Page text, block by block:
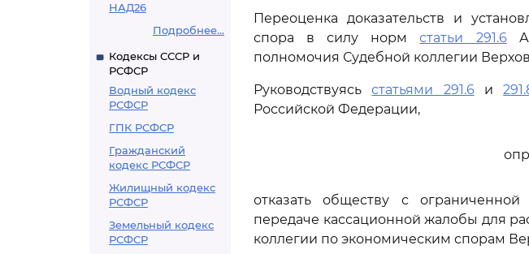
НАД26
Подробнее...
Кодексы СССР и
РСФСР
Водный кодекс
РСФСР
ГПК РСФСР
Гражданский
кодекс РСФСР
Жилищный кодекс
РСФСР
Земельный кодекс
РСФСР
Переоценка доказательств и
спора в силу нормстатьи 291.6
полномочия Судебной коллегии
Руководствуясьстатьями 291.6и
Российской Федерации,
отказать обществу с
передаче кассационной жалобы для
коллегии по экономическим спорам